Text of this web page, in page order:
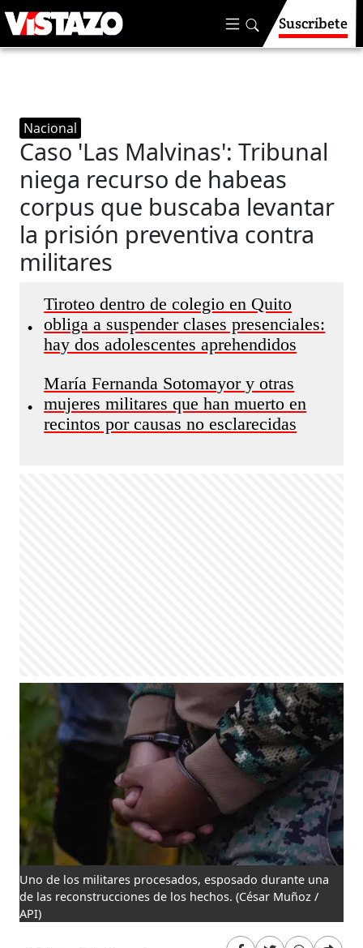
Suscríbete
Nacional
Caso 'Las Malvinas': Tribunal
niega recurso de habeas
corpus que buscaba levantar
la prisión preventiva contra
militares
•
Tiroteo dentro de colegio en Quito
obliga a suspender clases presenciales:
hay dos adolescentes aprehendidos
•
María Fernanda Sotomayor y otras
mujeres militares que han muerto en
recintos por causas no esclarecidas
Uno de los militares procesados, esposado durante una
de las reconstrucciones de los hechos. (César Muñoz /
API)